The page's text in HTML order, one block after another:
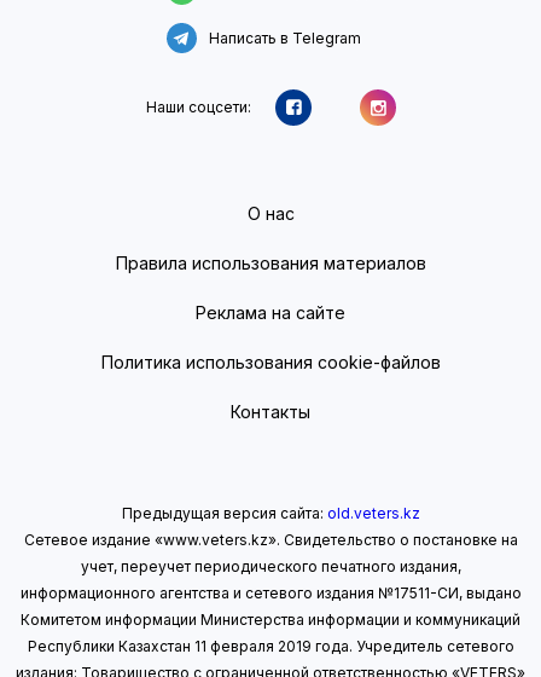
Написать в Telegram
Наши соцсети:
О нас
Правила использования материалов
Реклама на сайте
Политика использования cookie-файлов
Контакты
Предыдущая версия сайта: old.veters.kz
Сетевое издание «www.veters.kz». Свидетельство о постановке на
учет, переучет периодического печатного издания,
информационного агентства и сетевого издания №17511-СИ, выдано
Комитетом информации Министерства информации и коммуникаций
Республики Казахстан 11 февраля 2019 года. Учредитель сетевого
издания: Товарищество с ограниченной ответственностью «VETERS»